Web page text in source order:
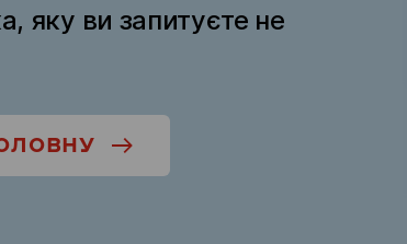
яку ви запитуєте не